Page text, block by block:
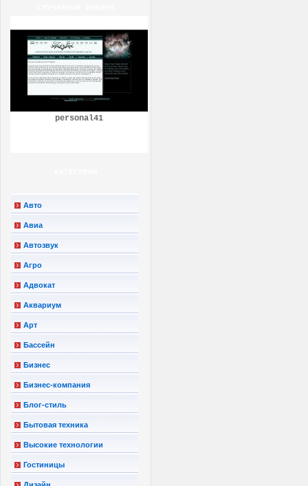
personal41
Авто
Авиа
Автозвук
Агро
Адвокат
Аквариум
Арт
Бассейн
Бизнес
Бизнес-компания
Блог-стиль
Бытовая техника
Высокие технологии
Гостиницы